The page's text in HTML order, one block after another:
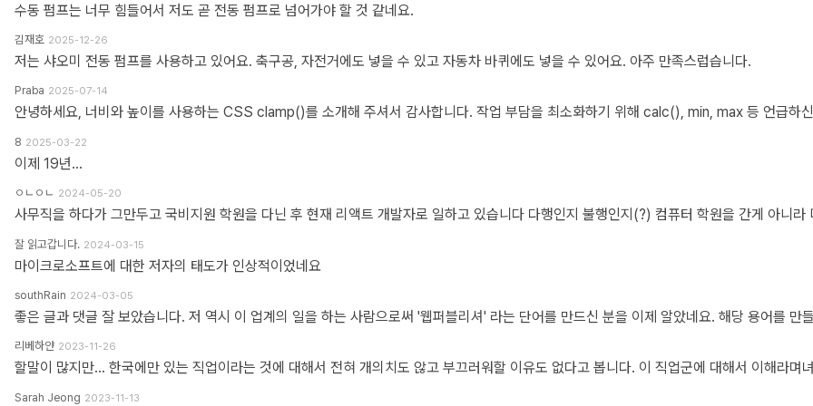
수동 펌프는 너무 힘들어서 저도 곧 전동 펌프로 넘어가야 할 것 같네요.
김재호 2025-12-26
저는 샤오미 전동 펌프를 사용하고 있어요. 축구공, 자전거에도 넣을 수 있고 자동차 바퀴에도 넣을 수 있어요. 아주 만족스럽습니다.
Praba 2025-07-14
8 2025-03-22
이제 19년...
ㅇㄴㅇㄴ 2024-05-20
잘 읽고갑니다. 2024-03-15
마이크로소프트에 대한 저자의 태도가 인상적이었네요
southRain 2024-03-05
리베하얀 2023-11-26
Sarah Jeong 2023-11-13